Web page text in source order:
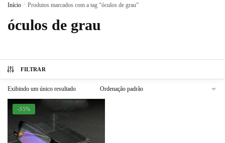
Início / Produtos marcados com a tag “óculos de grau”
óculos de grau
FILTRAR
Exibindo um único resultado
-35%